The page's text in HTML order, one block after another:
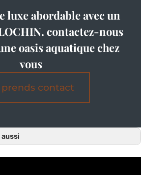
luxe abordable avec un
contactez-nous
oasis aquatique chez
vous
prends contact